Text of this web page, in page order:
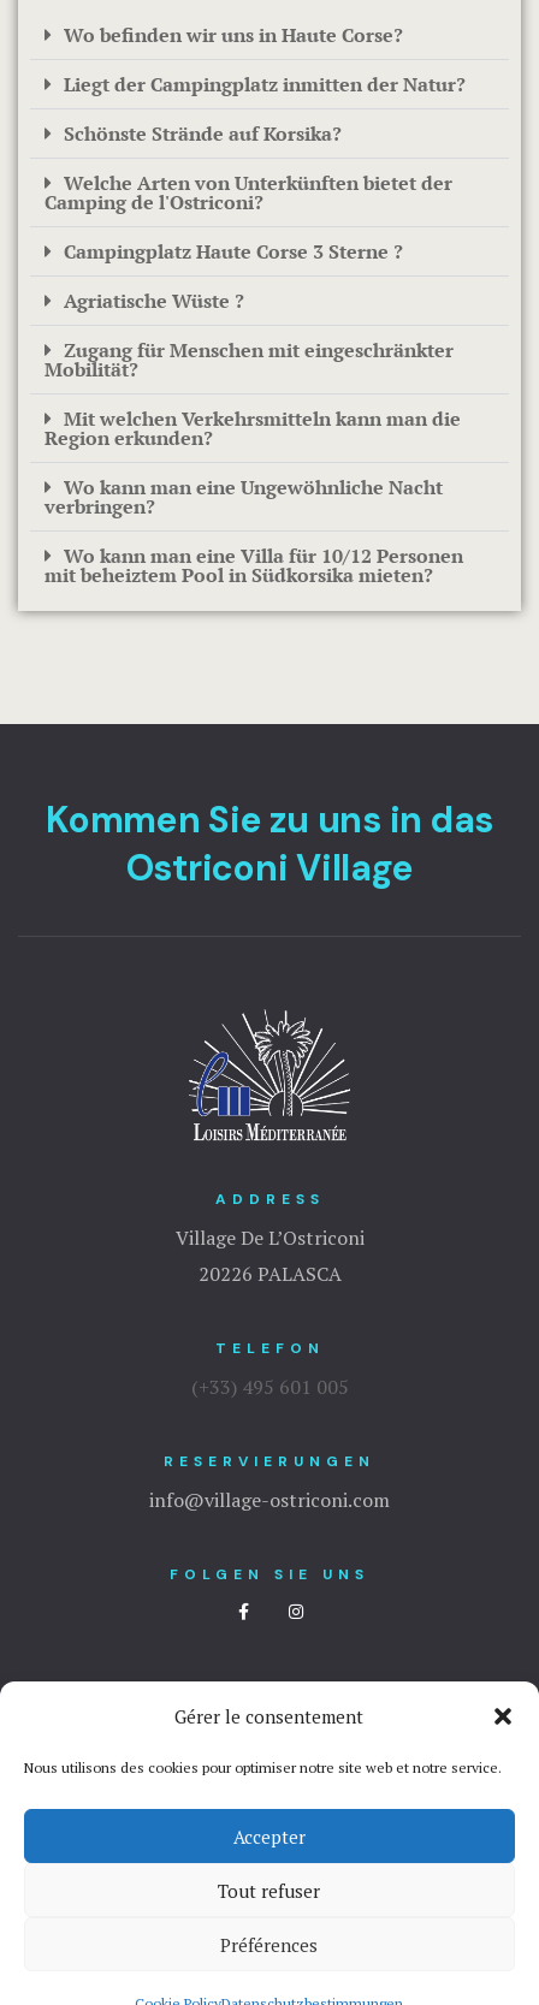
Gérer le consentement
Nous utilisons des cookies pour optimiser notre site web et notre service.
Accepter
Tout refuser
Préférences
Wo befinden wir uns in Haute Corse?
Liegt der Campingplatz inmitten der Natur?
Schönste Strände auf Korsika?
Welche Arten von Unterkünften bietet der
Camping de l'Ostriconi?
Campingplatz Haute Corse 3 Sterne ?
Agriatische Wüste ?
Zugang für Menschen mit eingeschränkter
Mobilität?
Mit welchen Verkehrsmitteln kann man die
Region erkunden?
Wo kann man eine Ungewöhnliche Nacht
verbringen?
Wo kann man eine Villa für 10/12 Personen
mit beheiztem Pool in Südkorsika mieten?
Kommen Sie zu uns in das
Ostriconi Village
ADDRESS
Village De L’Ostriconi
20226 PALASCA
TELEFON
(+33) 495 601 005
RESERVIERUNGEN
info@village-ostriconi.com
FOLGEN SIE UNS
Datenschutzbestimmungen
Referenzierung Google von Absolute Référencement